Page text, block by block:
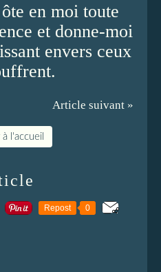
en moi toute
et donne-moi
envers ceux
Article suivant »
l'accueil
Repost 0